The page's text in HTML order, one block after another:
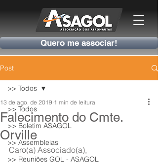
Quero me associar!
Post
>> Todos
>> Boletim ASAGOL
>> Assembleias
>> Reuniões GOL - ASAGOL
>> Todos
Falecimento do Cmte.
Orville
13 de ago. de 2019 1 min de leitura
Caro(a) Associado(a),